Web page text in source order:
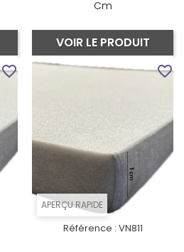
Cm
VOIR LE PRODUIT
favorite_border
APERÇU RAPIDE
Référence : VN811
favorite_border